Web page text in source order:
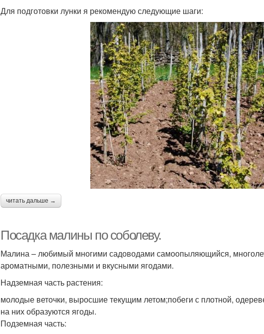
Для подготовки лунки я рекомендую следующие шаги:
читать дальше →
Посадка малины по соболеву.
Малина – любимый многими садоводами самоопыляющийся,
ароматными, полезными и вкусными ягодами.
Надземная часть растения:
молодые веточки, выросшие текущим летом;побеги с плотной,
на них образуются ягоды.
Подземная часть: